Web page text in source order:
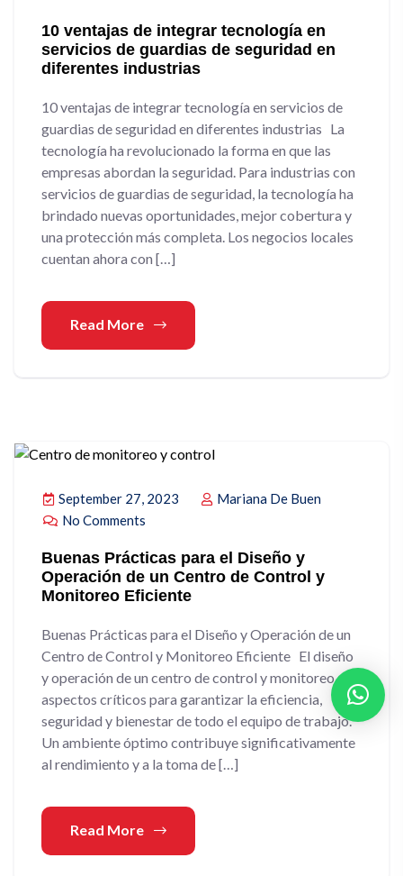
10 ventajas de integrar tecnología en
servicios de guardias de seguridad en
diferentes industrias
10 ventajas de integrar tecnología en servicios de
guardias de seguridad en diferentes industrias La
tecnología ha revolucionado la forma en que las
empresas abordan la seguridad. Para industrias con
servicios de guardias de seguridad, la tecnología ha
brindado nuevas oportunidades, mejor cobertura y
una protección más completa. Los negocios locales
cuentan ahora con […]
Read More
September 27, 2023
Mariana De Buen
No Comments
Buenas Prácticas para el Diseño y
Operación de un Centro de Control y
Monitoreo Eficiente
Buenas Prácticas para el Diseño y Operación de un
Centro de Control y Monitoreo Eficiente El diseño
y operación de un centro de control y monitoreo son
aspectos críticos para garantizar la eficiencia,
seguridad y bienestar de todo el equipo de trabajo.
Un ambiente óptimo contribuye significativamente
al rendimiento y a la toma de […]
Read More